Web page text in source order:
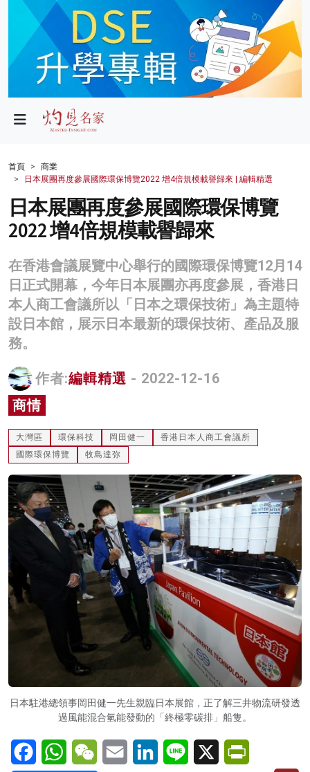
政局
財經
生活
健康
科技
影片
名家榜
關於我們
首頁
商業
日本展團再度參展國際環保博覽2022 增4倍規模載譽歸來 | 編輯精選
日本展團再度參展國際環保博覽
2022 增4倍規模載譽歸來
在香港會議展覽中心舉行的國際環保博覽12月14
日正式開幕，今年日本展團亦再度參展，香港日
本人商工會議所以「日本之環保技術」為主題特
設日本館，展示日本最新的環保技術、產品及服
務。
作者:編輯精選 - 2022-12-16
商情
大灣區 環保科技 岡田健一
香港日本人商工會議所
國際環保博覽
牧島達弥
日本駐港總領事岡田健一先生親臨日本展館，正了解三井物流研發透
過風能混合氫能發動的「終極零碳排」船隻。
FacebookWhatsAppWeChatEmail LinkedInLine X